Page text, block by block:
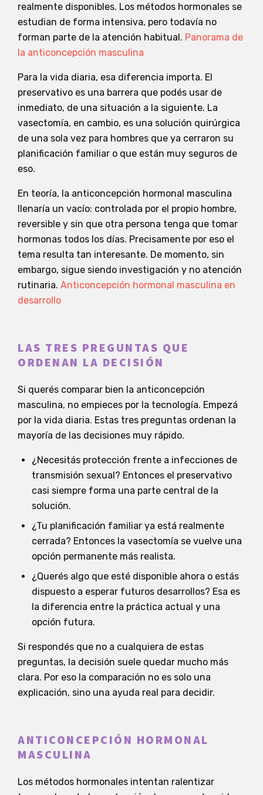
realmente disponibles. Los métodos hormonales se
estudian de forma intensiva, pero todavía no
forman parte de la atención habitual. Panorama de
la anticoncepción masculina
Para la vida diaria, esa diferencia importa. El
preservativo es una barrera que podés usar de
inmediato, de una situación a la siguiente. La
vasectomía, en cambio, es una solución quirúrgica
de una sola vez para hombres que ya cerraron su
planificación familiar o que están muy seguros de
eso.
En teoría, la anticoncepción hormonal masculina
llenaría un vacío: controlada por el propio hombre,
reversible y sin que otra persona tenga que tomar
hormonas todos los días. Precisamente por eso el
tema resulta tan interesante. De momento, sin
embargo, sigue siendo investigación y no atención
rutinaria. Anticoncepción hormonal masculina en
desarrollo
LAS TRES PREGUNTAS QUE
ORDENAN LA DECISIÓN
Si querés comparar bien la anticoncepción
masculina, no empieces por la tecnología. Empezá
por la vida diaria. Estas tres preguntas ordenan la
mayoría de las decisiones muy rápido.
¿Necesitás protección frente a infecciones de
transmisión sexual? Entonces el preservativo
casi siempre forma una parte central de la
solución.
¿Tu planificación familiar ya está realmente
cerrada? Entonces la vasectomía se vuelve una
opción permanente más realista.
¿Querés algo que esté disponible ahora o estás
dispuesto a esperar futuros desarrollos? Esa es
la diferencia entre la práctica actual y una
opción futura.
Si respondés que no a cualquiera de estas
preguntas, la decisión suele quedar mucho más
clara. Por eso la comparación no es solo una
explicación, sino una ayuda real para decidir.
ANTICONCEPCIÓN HORMONAL
MASCULINA
Los métodos hormonales intentan ralentizar